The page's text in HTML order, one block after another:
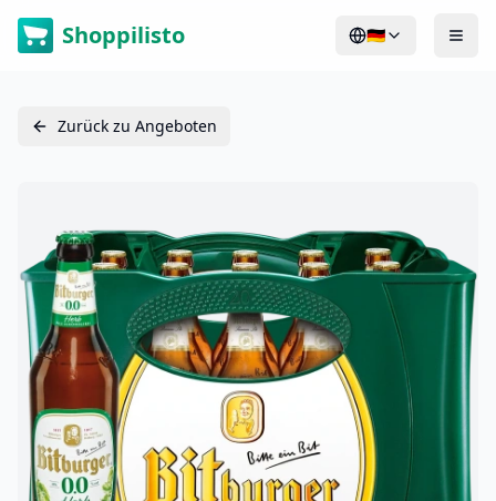
Shoppilisto 🇩🇪
Zurück zu Angeboten